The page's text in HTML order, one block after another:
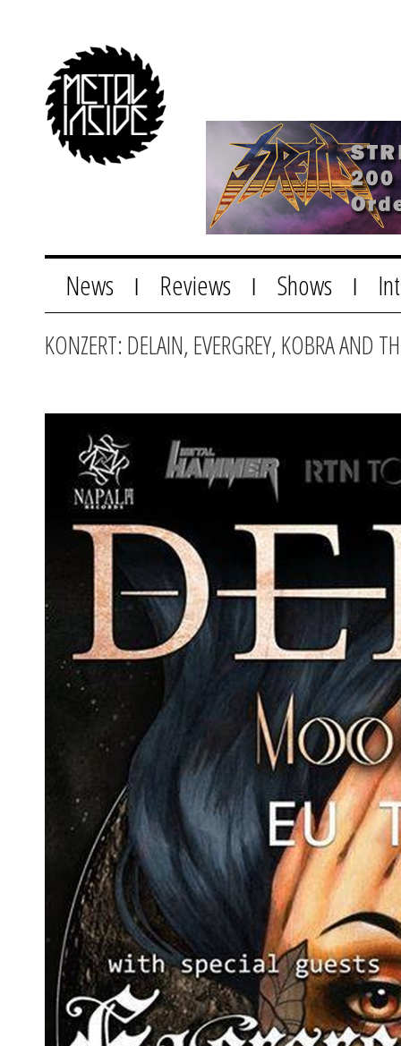
News Reviews Shows
KONZERT: DELAIN, EVERGREY, KOBRA AND